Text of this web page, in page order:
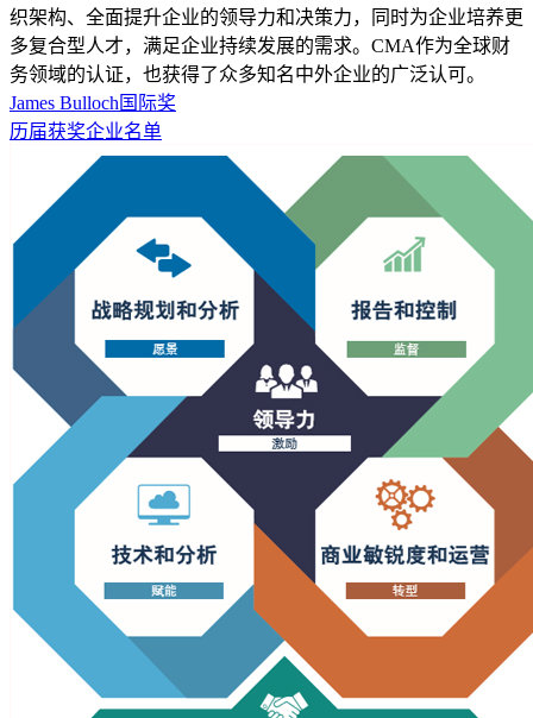
织架构、全面提升企业的领导力和决策力，同时为企业培养更
多复合型人才，满足企业持续发展的需求。CMA作为全球财
务领域的认证，也获得了众多知名中外企业的广泛认可。
James Bulloch国际奖
历届获奖企业名单